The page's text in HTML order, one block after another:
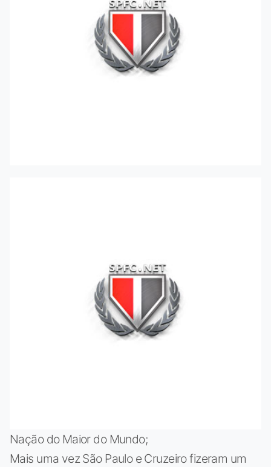
Nação do Maior do Mundo;
Mais uma vez São Paulo e Cruzeiro fizeram um